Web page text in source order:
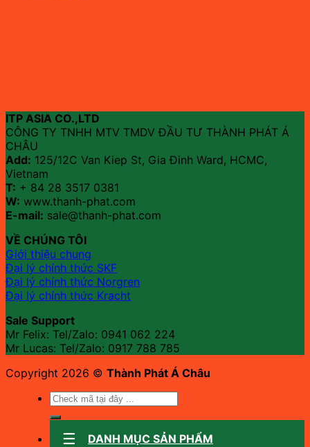
ITP ASIA CO.,LTD
CÔNG TY TNHH MTV TMDV ĐẦU TƯ THÀNH PHÁT Á
CHÂU
Add: 125/12C Van Kiep St, Gia Đinh Ward, HCMC,
Vietnam
T: + 84 28 3517 0381
W: www.thanh-phat.com
E-mail: sale@thanh-phat.com
VỀ CHÚNG TÔI
Giới thiệu chung
Đại lý chính thức SKF
Đại lý chính thức Norgren
Đại lý chính thức Kracht
Sale Support
Mr Felix: Tel/Zalo: 0941 062 224
Mr Lucas: Tel/Zalo: 0917 788 785
Copyright 2026 © Thành Phát Á Châu
Tìm
DANH MỤC SẢN PHẨM